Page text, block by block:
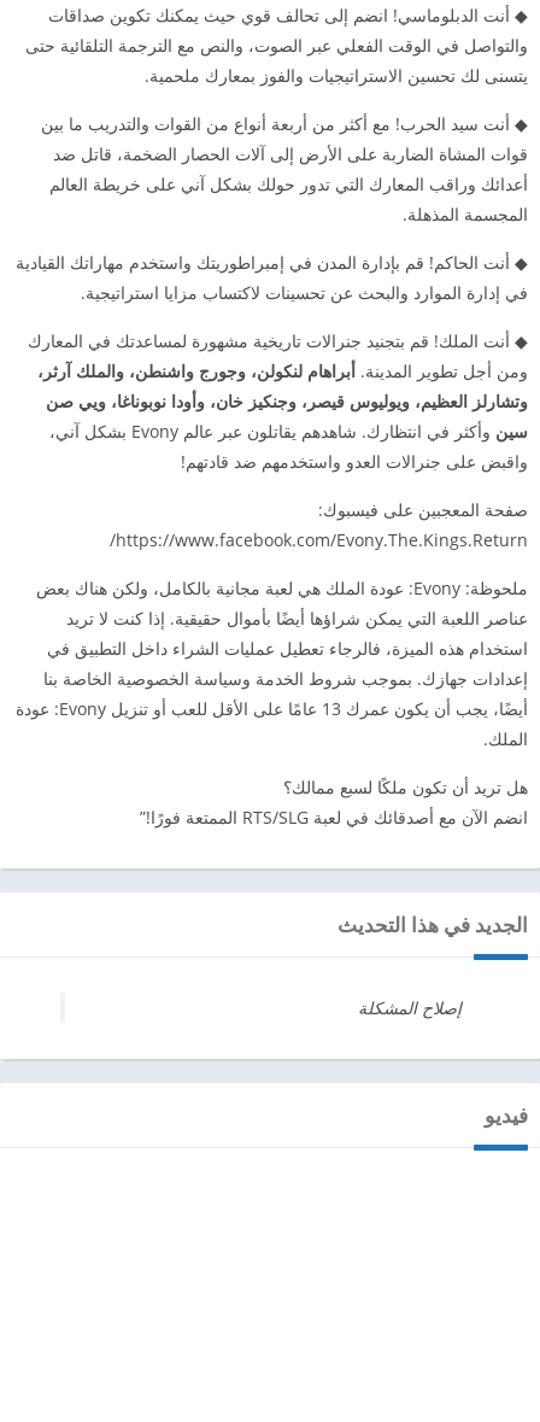
◆ أنت الدبلوماسي! انضم إلى تحالف قوي حيث يمكنك تكوين صداقات
والتواصل في الوقت الفعلي عبر الصوت، والنص مع الترجمة التلقائية حتى
يتسنى لك تحسين الاستراتيجيات والفوز بمعارك ملحمية.
◆ أنت سيد الحرب! مع أكثر من أربعة أنواع من القوات والتدريب ما بين
قوات المشاة الضاربة على الأرض إلى آلات الحصار الضخمة، قاتل ضد
أعدائك وراقب المعارك التي تدور حولك بشكل آني على خريطة العالم
المجسمة المذهلة.
◆ أنت الحاكم! قم بإدارة المدن في إمبراطوريتك واستخدم مهاراتك القيادية
في إدارة الموارد والبحث عن تحسينات لاكتساب مزايا استراتيجية.
◆ أنت الملك! قم بتجنيد جنرالات تاريخية مشهورة لمساعدتك في المعارك
ومن أجل تطوير المدينة. أبراهام لنكولن، وجورج واشنطن، والملك آرثر،
وتشارلز العظيم، ويوليوس قيصر، وجنكيز خان، وأودا نوبوناغا، ويي صن
سين
وأكثر في انتظارك. شاهدهم يقاتلون عبر عالم Evony بشكل آني،
واقبض على جنرالات العدو واستخدمهم ضد قادتهم!
صفحة المعجبين على فيسبوك:
https://www.facebook.com/Evony.The.Kings.Return/
ملحوظة: Evony: عودة الملك هي لعبة مجانية بالكامل، ولكن هناك بعض
عناصر اللعبة التي يمكن شراؤها أيضًا بأموال حقيقية. إذا كنت لا تريد
استخدام هذه الميزة، فالرجاء تعطيل عمليات الشراء داخل التطبيق في
إعدادات جهازك. بموجب شروط الخدمة وسياسة الخصوصية الخاصة بنا
أيضًا، يجب أن يكون عمرك 13 عامًا على الأقل للعب أو تنزيل Evony: عودة
الملك.
هل تريد أن تكون ملكًا لسبع ممالك؟
انضم الآن مع أصدقائك في لعبة RTS/SLG الممتعة فورًا!”
الجديد في هذا التحديث
إصلاح المشكلة
فيديو